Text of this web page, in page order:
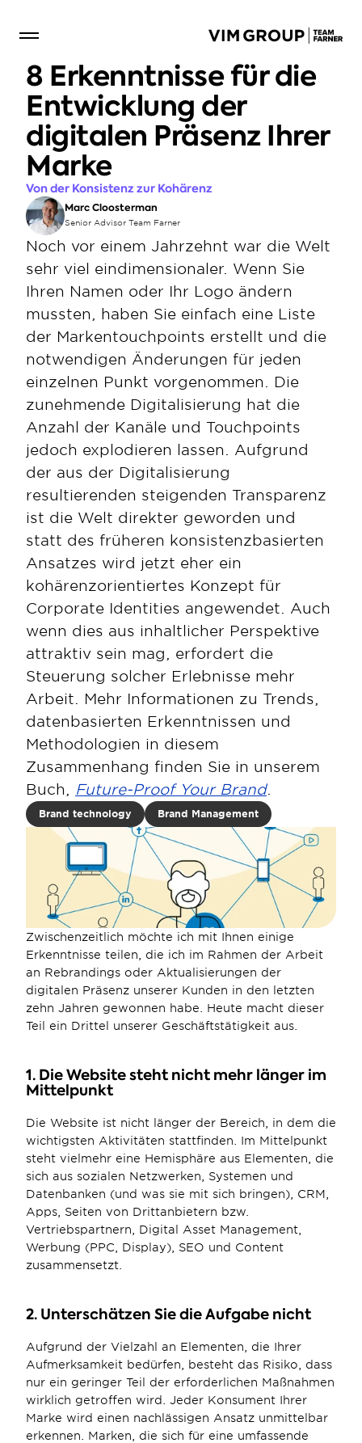
8 Erkenntnisse für die
Entwicklung der
digitalen Präsenz Ihrer
Marke
Von der Konsistenz zur Kohärenz
Marc Cloosterman
Senior Advisor Team Farner
Noch vor einem Jahrzehnt war die Welt
sehr viel eindimensionaler. Wenn Sie
Ihren Namen oder Ihr Logo ändern
mussten, haben Sie einfach eine Liste
der Markentouchpoints erstellt und die
notwendigen Änderungen für jeden
einzelnen Punkt vorgenommen. Die
zunehmende Digitalisierung hat die
Anzahl der Kanäle und Touchpoints
jedoch explodieren lassen. Aufgrund
der aus der Digitalisierung
resultierenden steigenden Transparenz
ist die Welt direkter geworden und
statt des früheren konsistenzbasierten
Ansatzes wird jetzt eher ein
kohärenzorientiertes Konzept für
Corporate Identities angewendet. Auch
wenn dies aus inhaltlicher Perspektive
attraktiv sein mag, erfordert die
Steuerung solcher Erlebnisse mehr
Arbeit. Mehr Informationen zu Trends,
datenbasierten Erkenntnissen und
Methodologien in diesem
Zusammenhang finden Sie in unserem
Buch, Future-Proof Your Brand.
Brand technology Brand Management
Zwischenzeitlich möchte ich mit Ihnen einige
Erkenntnisse teilen, die ich im Rahmen der Arbeit
an Rebrandings oder Aktualisierungen der
digitalen Präsenz unserer Kunden in den letzten
zehn Jahren gewonnen habe. Heute macht dieser
Teil ein Drittel unserer Geschäftstätigkeit aus.
1. Die Website steht nicht mehr länger im
Mittelpunkt
Die Website ist nicht länger der Bereich, in dem die
wichtigsten Aktivitäten stattfinden. Im Mittelpunkt
steht vielmehr eine Hemisphäre aus Elementen, die
sich aus sozialen Netzwerken, Systemen und
Datenbanken (und was sie mit sich bringen), CRM,
Apps, Seiten von Drittanbietern bzw.
Vertriebspartnern, Digital Asset Management,
Werbung (PPC, Display), SEO und Content
zusammensetzt.
2. Unterschätzen Sie die Aufgabe nicht
Aufgrund der Vielzahl an Elementen, die Ihrer
Aufmerksamkeit bedürfen, besteht das Risiko, dass
nur ein geringer Teil der erforderlichen Maßnahmen
wirklich getroffen wird. Jeder Konsument Ihrer
Marke wird einen nachlässigen Ansatz unmittelbar
erkennen. Marken, die sich für eine umfassende